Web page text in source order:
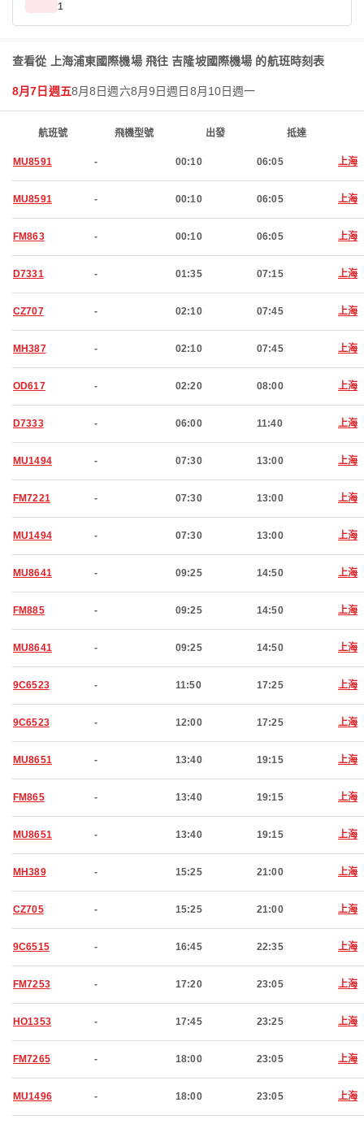
1
查看從 上海浦東國際機場 飛往 吉隆坡國際機場 的航班時刻表
8月7日週五8月8日週六8月9日週日 8月10日週一
航班號 飛機型號 出發 抵達
MU8591 - 00:10 06:05 上海
MU8591 - 00:10 06:05 上海
FM863 - 00:10 06:05 上海
D7331 - 01:35 07:15 上海
CZ707 - 02:10 07:45 上海
MH387 - 02:10 07:45 上海
OD617 - 02:20 08:00 上海
D7333 - 06:00 11:40 上海
MU1494 - 07:30 13:00 上海
FM7221 - 07:30 13:00 上海
MU1494 - 07:30 13:00 上海
MU8641 - 09:25 14:50 上海
FM885 - 09:25 14:50 上海
MU8641 - 09:25 14:50 上海
9C6523 - 11:50 17:25 上海
9C6523 - 12:00 17:25 上海
MU8651 - 13:40 19:15 上海
FM865 - 13:40 19:15 上海
MU8651 - 13:40 19:15 上海
MH389 - 15:25 21:00 上海
CZ705 - 15:25 21:00 上海
9C6515 - 16:45 22:35 上海
FM7253 - 17:20 23:05 上海
HO1353 - 17:45 23:25 上海
FM7265 - 18:00 23:05 上海
MU1496 - 18:00 23:05 上海